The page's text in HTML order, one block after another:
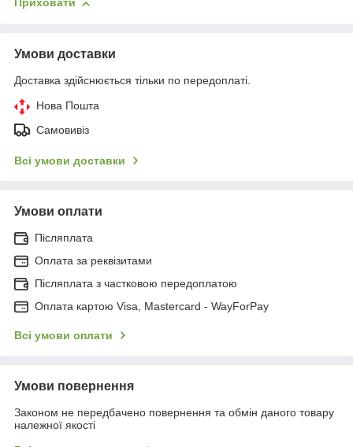
Приховати
Умови доставки
Доставка здійснюється тільки по передоплаті.
Нова Пошта
Самовивіз
Всі умови доставки
Умови оплати
Післяплата
Оплата за реквізитами
Післяплата з частковою передоплатою
Оплата картою Visa, Mastercard - WayForPay
Всі умови оплати
Умови повернення
Законом не передбачено повернення та обмін даного товару
належної якості